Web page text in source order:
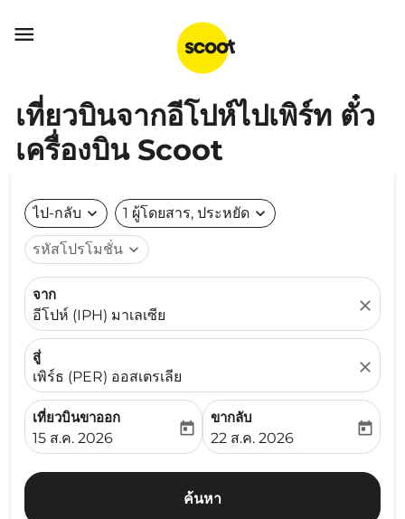

เที่ยวบินจากอีโปห์ไปเพิร์ท ตั๋ว
เครื่องบิน Scoot
ไป-กลับ expand_more 1 ผู้โดยสาร, ประหยัด expand_more
รหัสโปรโมชั่น expand_more
จาก
อีโปห์ (IPH) มาเลเซีย
close
สู่
เพิร์ธ (PER) ออสเตรเลีย
close
เที่ยวบินขาออก
fc-booking-departure-date-aria-label
15 ส.ค. 2026
today
ขากลับ
fc-booking-return-date-
22 ส.ค. 2026
today
ค้นหา